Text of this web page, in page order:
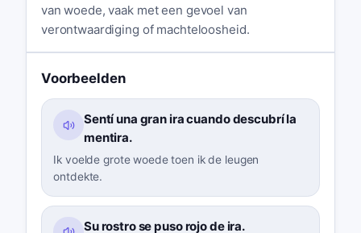
van woede, vaak met een gevoel van
verontwaardiging of machteloosheid.
Voorbeelden
Sentí una gran ira cuando descubrí la
mentira.
Ik voelde grote woede toen ik de leugen
ontdekte.
Su rostro se puso rojo de ira.